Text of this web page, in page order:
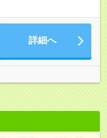
詳細へ